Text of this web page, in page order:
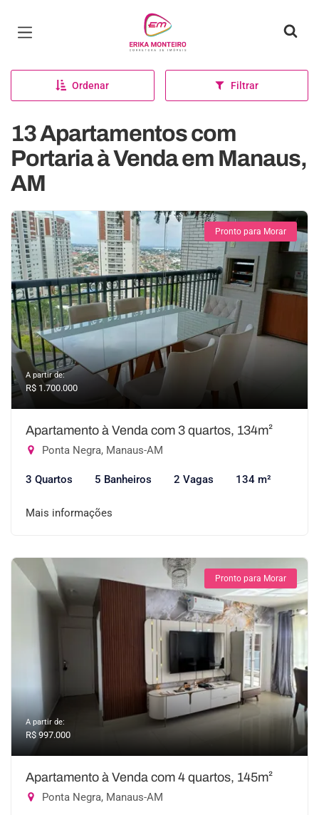
Página inicial
Ordenar Filtrar
13 Apartamentos com
Portaria à Venda em Manaus,
AM
Pronto para Morar
A partir de:
R$ 1.700.000
Apartamento à Venda com 3 quartos, 134m²
Ponta Negra, Manaus-AM
3 Quartos 5 Banheiros 2 Vagas 134 m²
Mais informações
Pronto para Morar
A partir de:
R$ 997.000
Apartamento à Venda com 4 quartos, 145m²
Ponta Negra, Manaus-AM